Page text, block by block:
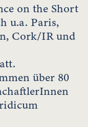
on the Short
u.a. Paris,
Cork/IR und
über 80